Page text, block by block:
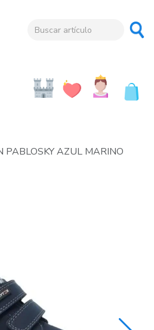
PABLOSKY AZUL MARINO